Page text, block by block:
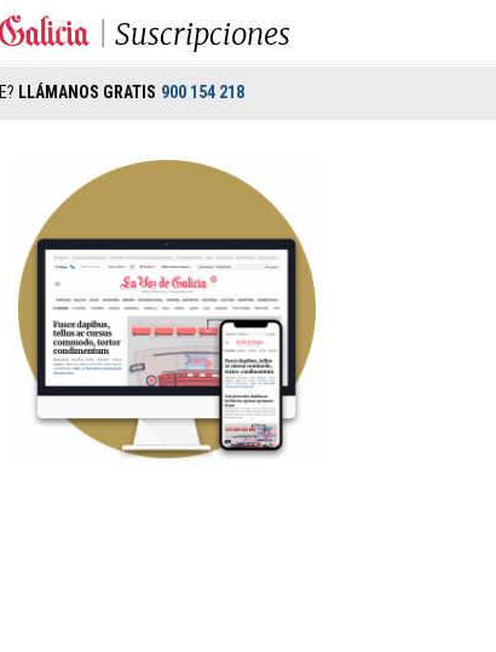
Suscripciones
LLÁMANOS GRATIS 900 154 218